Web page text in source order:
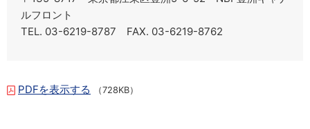
ルフロント
TEL. 03-6219-8787 FAX. 03-6219-8762
PDFを表示する （728KB）